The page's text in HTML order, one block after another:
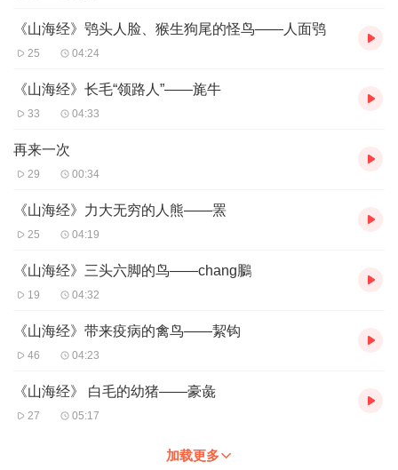
《山海经》鸮头人脸、猴生狗尾的怪鸟——人面鸮
25 04:24
《山海经》长毛“领路人”——旄牛
33 04:33
再来一次
29 00:34
《山海经》力大无穷的人熊——罴
25 04:19
《山海经》三头六脚的鸟——chang鵩
19 04:32
《山海经》带来疫病的禽鸟——絜钩
46 04:23
《山海经》 白毛的幼猪——豪彘
27 05:17
加载更多